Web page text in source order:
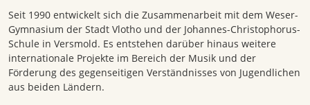
Seit 1990 entwickelt sich die Zusammenarbeit mit dem Weser-
Gymnasium der Stadt Vlotho und der Johannes-Christophorus-
Schule in Versmold. Es entstehen darüber hinaus weitere
internationale Projekte im Bereich der Musik und der
Förderung des gegenseitigen Verständnisses von Jugendlichen
aus beiden Ländern.